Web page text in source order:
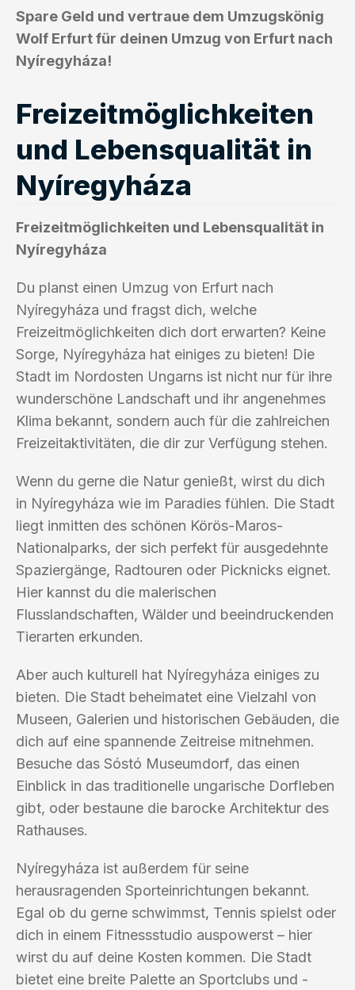
Spare Geld und vertraue dem Umzugskönig
Wolf Erfurt für deinen Umzug von Erfurt nach
Nyíregyháza!
Freizeitmöglichkeiten
und Lebensqualität in
Nyíregyháza
Freizeitmöglichkeiten und Lebensqualität in
Nyíregyháza
Du planst einen Umzug von Erfurt nach
Nyíregyháza und fragst dich, welche
Freizeitmöglichkeiten dich dort erwarten? Keine
Sorge, Nyíregyháza hat einiges zu bieten! Die
Stadt im Nordosten Ungarns ist nicht nur für ihre
wunderschöne Landschaft und ihr angenehmes
Klima bekannt, sondern auch für die zahlreichen
Freizeitaktivitäten, die dir zur Verfügung stehen.
Wenn du gerne die Natur genießt, wirst du dich
in Nyíregyháza wie im Paradies fühlen. Die Stadt
liegt inmitten des schönen Körös-Maros-
Nationalparks, der sich perfekt für ausgedehnte
Spaziergänge, Radtouren oder Picknicks eignet.
Hier kannst du die malerischen
Flusslandschaften, Wälder und beeindruckenden
Tierarten erkunden.
Aber auch kulturell hat Nyíregyháza einiges zu
bieten. Die Stadt beheimatet eine Vielzahl von
Museen, Galerien und historischen Gebäuden, die
dich auf eine spannende Zeitreise mitnehmen.
Besuche das Sóstó Museumdorf, das einen
Einblick in das traditionelle ungarische Dorfleben
gibt, oder bestaune die barocke Architektur des
Rathauses.
Nyíregyháza ist außerdem für seine
herausragenden Sporteinrichtungen bekannt.
Egal ob du gerne schwimmst, Tennis spielst oder
dich in einem Fitnessstudio auspowerst – hier
wirst du auf deine Kosten kommen. Die Stadt
bietet eine breite Palette an Sportclubs und -